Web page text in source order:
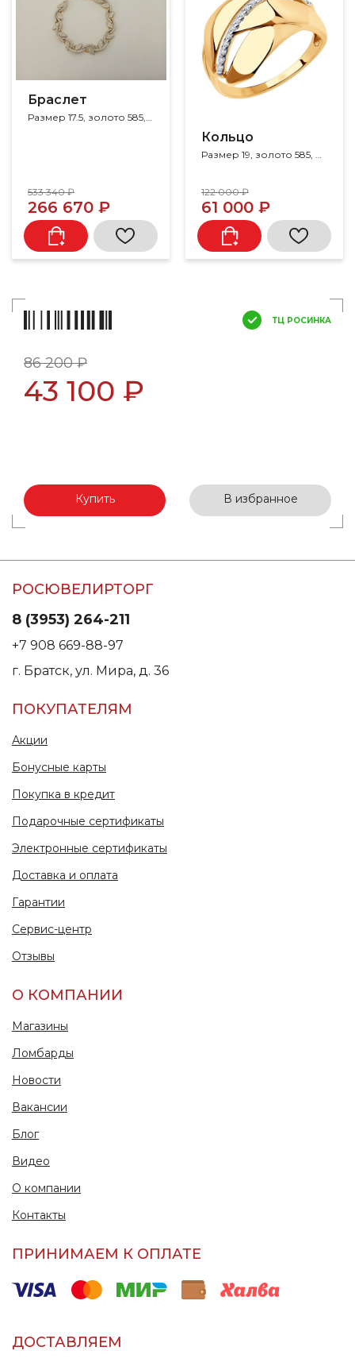
Браслет
533 340 ₽
266 670 ₽
Кольцо
Размер 19, золото 585, фианит
122 000 ₽
61 000 ₽
ТЦ РОСИНКА
86 200 ₽
43 100 ₽
Купить В избранное
РОСЮВЕЛИРТОРГ
8 (3953) 264-211
+7 908 669-88-97
г. Братск, ул. Мира, д. 36
ПОКУПАТЕЛЯМ
Акции
Бонусные карты
Покупка в кредит
Подарочные сертификаты
Электронные сертификаты
Доставка и оплата
Гарантии
Сервис-центр
Отзывы
О КОМПАНИИ
Магазины
Ломбарды
Новости
Вакансии
Блог
Видео
О компании
Контакты
ПРИНИМАЕМ К ОПЛАТЕ
ДОСТАВЛЯЕМ